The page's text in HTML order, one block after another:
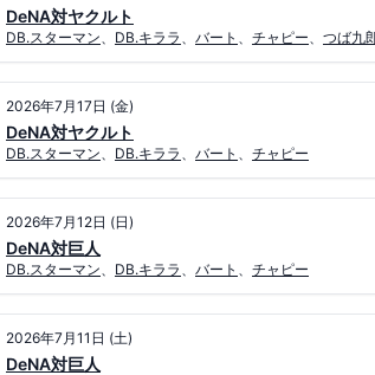
DeNA対ヤクルト
DB.スターマン、 DB.キララ 、 バート 、 チャピー、 つば九
2026年7月17日 (金)
DeNA対ヤクルト
DB.スターマン、 DB.キララ 、 バート 、 チャピー
2026年7月12日 (日)
DeNA対巨人
DB.スターマン、 DB.キララ 、 バート 、 チャピー
2026年7月11日 (土)
DeNA対巨人